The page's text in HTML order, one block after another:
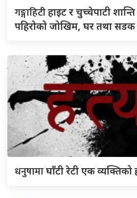
गङ्गाहिटीहाइट र चुच्चेपाटी शान्ति
पहिरोको जोखिम, घर तथा सडक
धनुषामाघाँटी रेटी एक व्यक्तिको